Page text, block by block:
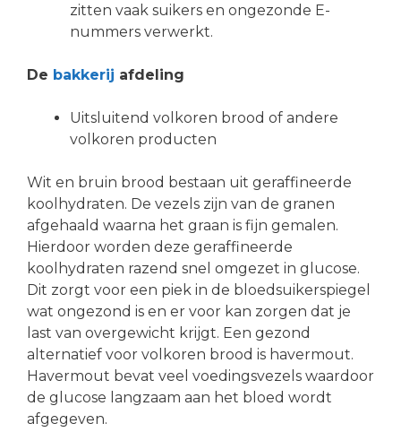
zitten vaak suikers en ongezonde E-
nummers verwerkt.
De bakkerij afdeling
Uitsluitend volkoren brood of andere
volkoren producten
Wit en bruin brood bestaan uit geraffineerde
koolhydraten. De vezels zijn van de granen
afgehaald waarna het graan is fijn gemalen.
Hierdoor worden deze geraffineerde
koolhydraten razend snel omgezet in glucose.
Dit zorgt voor een piek in de bloedsuikerspiegel
wat ongezond is en er voor kan zorgen dat je
last van overgewicht krijgt. Een gezond
alternatief voor volkoren brood is havermout.
Havermout bevat veel voedingsvezels waardoor
de glucose langzaam aan het bloed wordt
afgegeven.